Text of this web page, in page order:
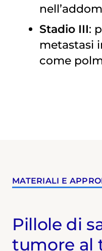
Stadio III:
metastasi
come
MATERIALI E
Pillole di
tumore al